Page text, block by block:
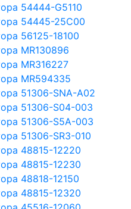
54444-G5110
54445-25C00
56125-18100
MR130896
MR316227
MR594335
51306-SNA-A02
51306-S04-003
51306-S5A-003
51306-SR3-010
48815-12220
48815-12230
48818-12150
48815-12320